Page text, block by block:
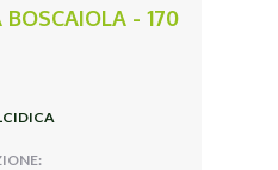
- 170